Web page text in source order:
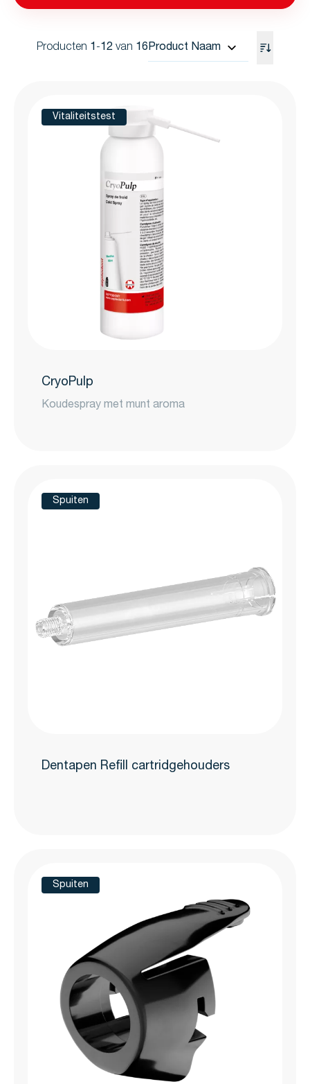
Producten 1-12 van 16
Vitaliteitstest
CryoPulp
Koudespray met munt aroma
Spuiten
Dentapen Refill cartridgehouders
Spuiten